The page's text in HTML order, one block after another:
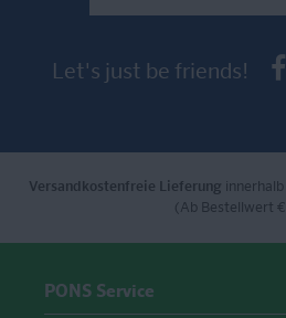
Let's just be friends!
Versandkostenfreie Lieferung innerhalb
(Ab Bestellwert
PONS Service